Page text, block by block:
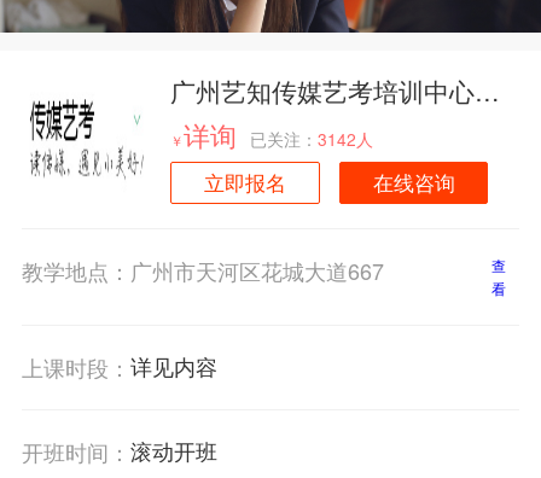
广州艺知传媒艺考培训中心艺
考影视表演专业培训班招生简
章
￥详询 已关注： 3142人
立即报名 在线咨询
教学地点： 广州市天河区花城大道667
查
看
上课时段： 详见内容
开班时间： 滚动开班